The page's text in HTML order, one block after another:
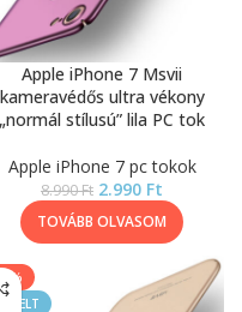
Apple iPhone 7 Msvii
kameravédős ultra vékony
„normál stílusú” lila PC tok
Apple iPhone 7 pc tokok
8.990Ft 2.990 Ft
TOVÁBB OLVASOM
-67%
KIEMELT